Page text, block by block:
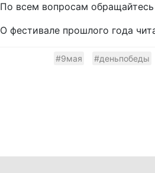
По всем вопросам
О фестивале прошлого года
#9мая #деньпобеды